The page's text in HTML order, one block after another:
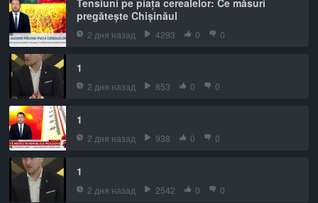
pregătește Chișinăul
2 дня назад 4293 0 0
1
2 дня назад 853 0 0
1
2 дня назад 938 0 0
1
2 дня назад 2542 0 0